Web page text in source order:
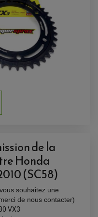
de la
Honda
(SC58)
souhaitez une
de nous contacter)
VX3